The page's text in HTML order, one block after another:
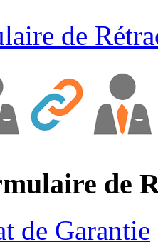
de
de
de Garantie